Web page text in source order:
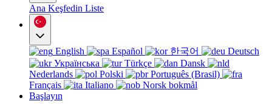
Ana Keşfedin Liste
English Español 한국어
Deutsch
Українська
Türkçe
Dansk
Nederlands
Polski
Português (Brasil)
Français
Italiano
Norsk bokmål
Başlayın